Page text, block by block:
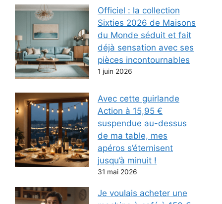
Officiel : la collection
Sixties 2026 de Maisons
du Monde séduit et fait
déjà sensation avec ses
pièces incontournables
1 juin 2026
Avec cette guirlande
Action à 15,95 €
suspendue au-dessus
de ma table, mes
apéros s’éternisent
jusqu’à minuit !
31 mai 2026
Je voulais acheter une